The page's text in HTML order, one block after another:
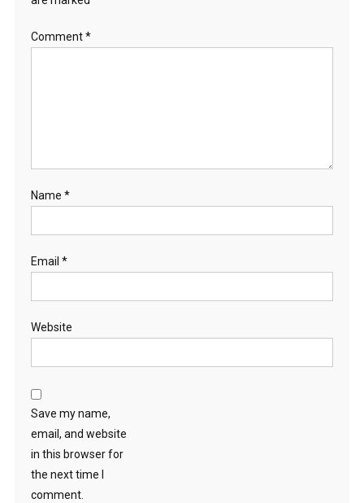
Comment*
Name *
Email *
Website
Save my name,
email, and website
in this browser for
the next time I
comment.